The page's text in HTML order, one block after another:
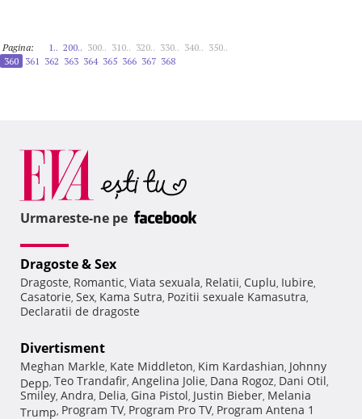
Pagina: 1.. 200.. 300.. 310.. 320.. 330.. 340.. 350..
360 361 362 363 364 365 366 367 368
Urmareste-ne pe
Dragoste & Sex
Dragoste, Romantic, Viata sexuala, Relatii, Cuplu, Iubire,
Casatorie, Sex, Kama Sutra, Pozitii sexuale Kamasutra,
Declaratii de dragoste
Divertisment
Meghan Markle, Kate Middleton, Kim Kardashian, Johnny
Depp, Teo Trandafir, Angelina Jolie, Dana Rogoz, Dani Otil,
Smiley, Andra, Delia, Gina Pistol, Justin Bieber, Melania
Trump, Program TV, Program Pro TV, Program Antena 1